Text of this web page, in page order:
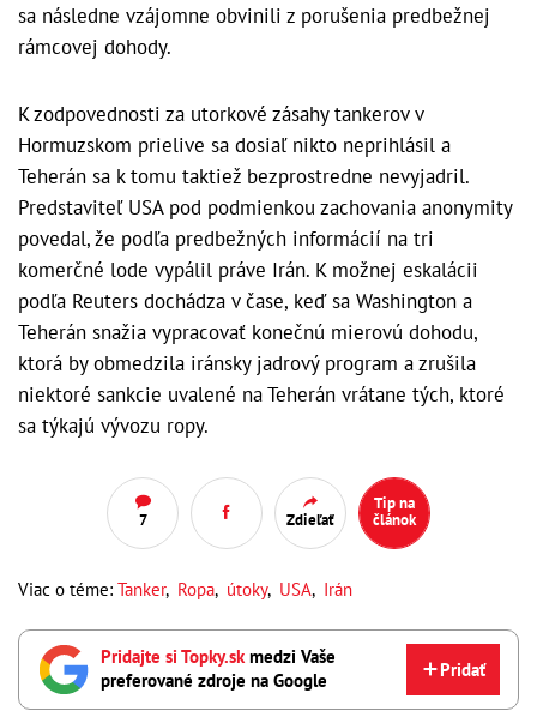
sa následne vzájomne obvinili z porušenia predbežnej
rámcovej dohody.
K zodpovednosti za utorkové zásahy tankerov v
Hormuzskom prielive sa dosiaľ nikto neprihlásil a
Teherán sa k tomu taktiež bezprostredne nevyjadril.
Predstaviteľ USA pod podmienkou zachovania anonymity
povedal, že podľa predbežných informácií na tri
komerčné lode vypálil práve Irán. K možnej eskalácii
podľa Reuters dochádza v čase, keď sa Washington a
Teherán snažia vypracovať konečnú mierovú dohodu,
ktorá by obmedzila iránsky jadrový program a zrušila
niektoré sankcie uvalené na Teherán vrátane tých, ktoré
sa týkajú vývozu ropy.
7 Zdieľať
Tip na
článok
Viac o téme: Tanker, Ropa, útoky, USA, Irán
Pridajte si Topky.skmedzi Vaše
preferované zdroje na Google
Pridať